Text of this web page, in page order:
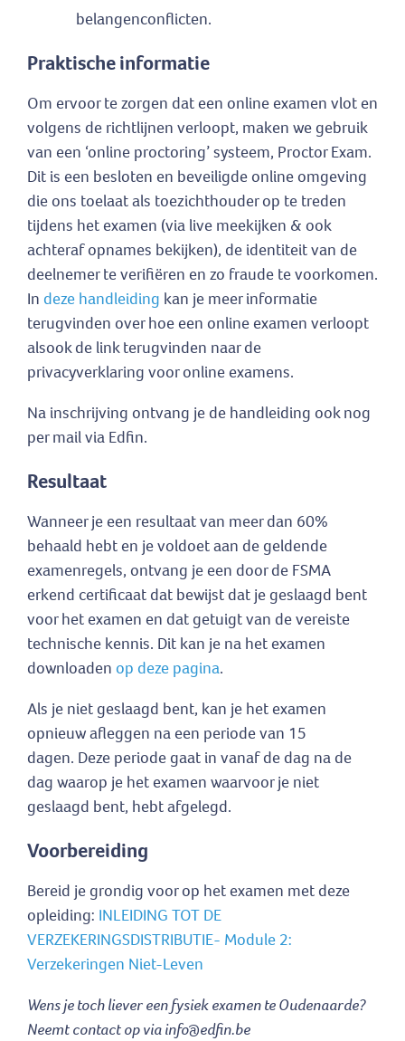
belangenconflicten.
Praktische informatie
Om ervoor te zorgen dat een online examen vlot en
volgens de richtlijnen verloopt, maken we gebruik
van een ‘online proctoring’ systeem, Proctor Exam.
Dit is een besloten en beveiligde online omgeving
die ons toelaat als toezichthouder op te treden
tijdens het examen (via live meekijken & ook
achteraf opnames bekijken), de identiteit van de
deelnemer te verifiëren en zo fraude te voorkomen.
In deze handleiding kan je meer informatie
terugvinden over hoe een online examen verloopt
alsook de link terugvinden naar de
privacyverklaring voor online examens.
Na inschrijving ontvang je de handleiding ook nog
per mail via Edfin.
Resultaat
Wanneer je een resultaat van meer dan 60%
behaald hebt en je voldoet aan de geldende
examenregels, ontvang je een door de FSMA
erkend certificaat dat bewijst dat je geslaagd bent
voor het examen en dat getuigt van de vereiste
technische kennis. Dit kan je na het examen
downloaden op deze pagina.
Als je niet geslaagd bent, kan je het examen
opnieuw afleggen na een periode van 15
dagen. Deze periode gaat in vanaf de dag na de
dag waarop je het examen waarvoor je niet
geslaagd bent, hebt afgelegd.
Voorbereiding
Bereid je grondig voor op het examen met deze
opleiding: INLEIDING TOT DE
VERZEKERINGSDISTRIBUTIE- Module 2:
Verzekeringen Niet-Leven
Wens je toch liever een fysiek examen te Oudenaarde?
Neemt contact op via info@edfin.be